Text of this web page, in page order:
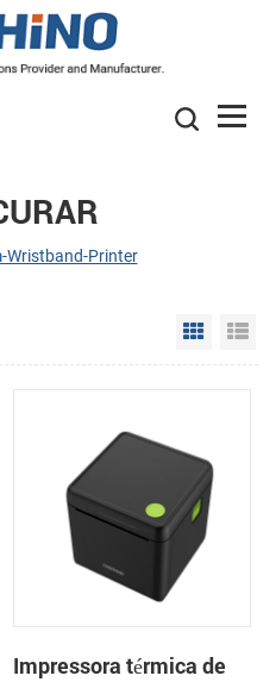
Wristband-Printer
Grid
Impressora térmica de